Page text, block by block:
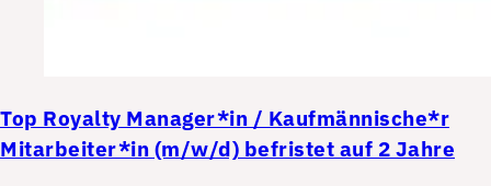
Top Royalty Manager*in / Kaufmännische*r
Mitarbeiter*in (m/w/d) befristet auf 2 Jahre